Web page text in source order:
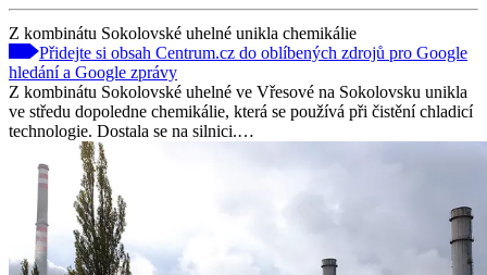
Z kombinátu Sokolovské uhelné unikla chemikálie
Přidejte si obsah Centrum.cz do oblíbených zdrojů pro Google
hledání a Google zprávy
Z kombinátu Sokolovské uhelné ve Vřesové na Sokolovsku unikla
ve středu dopoledne chemikálie, která se používá při čistění chladicí
technologie. Dostala se na silnici.…